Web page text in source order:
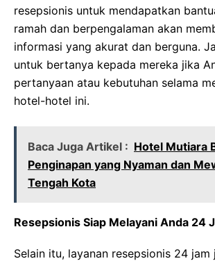
resepsionis untuk mendapatkan
ramah dan berpengalaman akan
informasi yang akurat dan berguna.
untuk bertanya kepada mereka jika
pertanyaan atau kebutuhan selama
hotel-hotel ini.
Baca Juga Artikel : Hotel Mutiara
Penginapan yang Nyaman dan
Tengah Kota
Resepsionis Siap Melayani Anda 24
Selain itu, layanan resepsionis 24 jam